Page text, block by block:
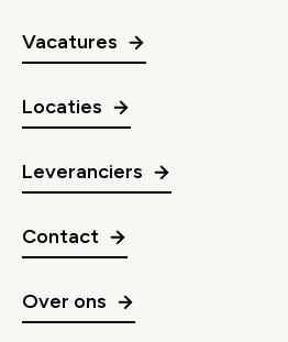
Vacatures
Locaties
Leveranciers
Contact
Over ons